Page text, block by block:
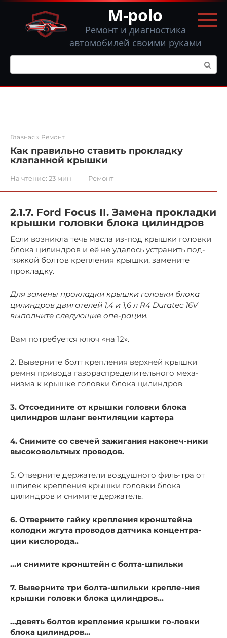
Перейти
контенту
M-polo
Ремонт и диагностика
автомобилей своими руками
Поиск:
Главная » Ремонт
Как правильно ставить прокладку
клапанной крышки
На чтение: 23 мин Ремонт
2.1.7. Ford Focus II. Замена прокладки
крышки головки блока цилиндров
Если возникла течь масла из-под крышки головки
блока цилиндров и её не удалось устранить под-
тяжкой болтов крепления крышки, замените
прокладку.
Для замены прокладки крышки головки блока
цилиндров двигателей 1,4 и 1,6 л R4 Duratec 16V
выполните следующие опе-рации.
Вам потребуется ключ «на 12».
2. Выверните болт крепления верхней крышки
ремня привода газораспределительного меха-
низма к крышке головки блока цилиндров
3. Отсоедините от крышки головки блока
цилиндров шланг вентиляции картера
4. Снимите со свечей зажигания наконеч-ники
высоковольтных проводов.
5. Отверните держатели воздушного филь-тра от
шпилек крепления крышки головки блока
цилиндров и снимите держатель.
6. Отверните гайку крепления кронштейна
колодки жгута проводов датчика концентра-
ции кислорода..
…и снимите кронштейн с болта-шпильки
7. Выверните три болта-шпильки крепле-ния
крышки головки блока цилиндров…
…девять болтов крепления крышки го-ловки
блока цилиндров…